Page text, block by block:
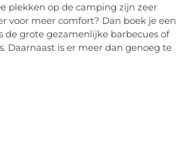
plekken op de camping zijn zeer
voor meer comfort? Dan boek je een
de grote gezamenlijke barbecues of
Daarnaast is er meer dan genoeg te